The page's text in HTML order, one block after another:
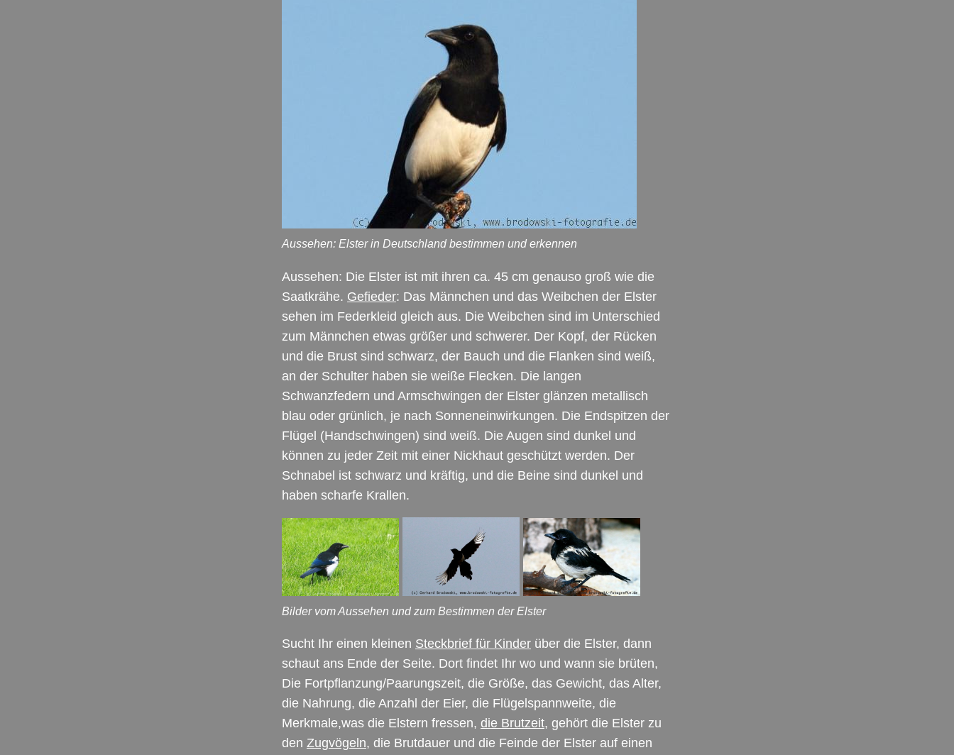
Aussehen: Elster in Deutschland bestimmen und erkennen
Aussehen: Die Elster ist mit ihren ca. 45 cm genauso groß wie die
Saatkrähe. Gefieder: Das Männchen und das Weibchen der Elster
sehen im Federkleid gleich aus. Die Weibchen sind im Unterschied
zum Männchen etwas größer und schwerer. Der Kopf, der Rücken
und die Brust sind schwarz, der Bauch und die Flanken sind weiß,
an der Schulter haben sie weiße Flecken. Die langen
Schwanzfedern und Armschwingen der Elster glänzen metallisch
blau oder grünlich, je nach Sonneneinwirkungen. Die Endspitzen der
Flügel (Handschwingen) sind weiß. Die Augen sind dunkel und
können zu jeder Zeit mit einer Nickhaut geschützt werden. Der
Schnabel ist schwarz und kräftig, und die Beine sind dunkel und
haben scharfe Krallen.
Bilder vom Aussehen und zum Bestimmen der Elster
Sucht Ihr einen kleinen Steckbrief für Kinder über die Elster, dann
schaut ans Ende der Seite. Dort findet Ihr wo und wann sie brüten,
Die Fortpflanzung/Paarungszeit, die Größe, das Gewicht, das Alter,
die Nahrung, die Anzahl der Eier, die Flügelspannweite, die
Merkmale,was die Elstern fressen, die Brutzeit, gehört die Elster zu
den Zugvögeln, die Brutdauer und die Feinde der Elster auf einen